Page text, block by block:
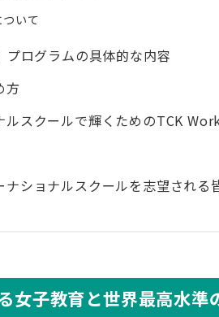
いて
ログラムの具体的な内容
方
ルスクールで輝くためのTCK
ナショナルスクールを志望される
女子教育と世界最高水準